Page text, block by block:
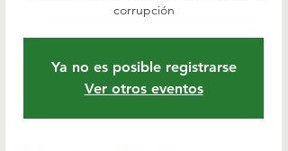
corrupción
Ya no es posible registrarse
Ver otros eventos